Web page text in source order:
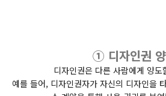
① 디자인권
디자인권은 다른 사람에게 양도
예를 들어, 디자인권자가 자신의 디자인을